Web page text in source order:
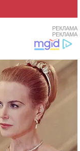
РЕКЛАМА
РЕКЛАМА